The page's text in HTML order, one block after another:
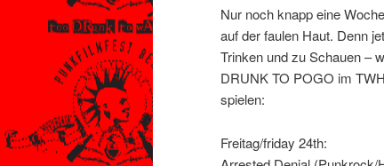
Nur noch knapp eine
auf der faulen Haut. Denn
Trinken und zu Schauen –
DRUNK TO POGO im
spielen:
Freitag/friday 24th: